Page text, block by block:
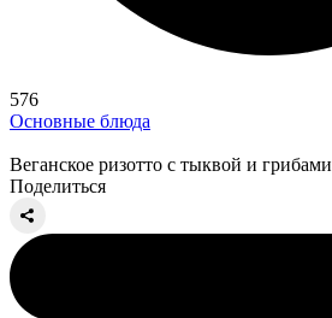
576
Основные блюда
Веганское ризотто с тыквой и грибами
Поделиться